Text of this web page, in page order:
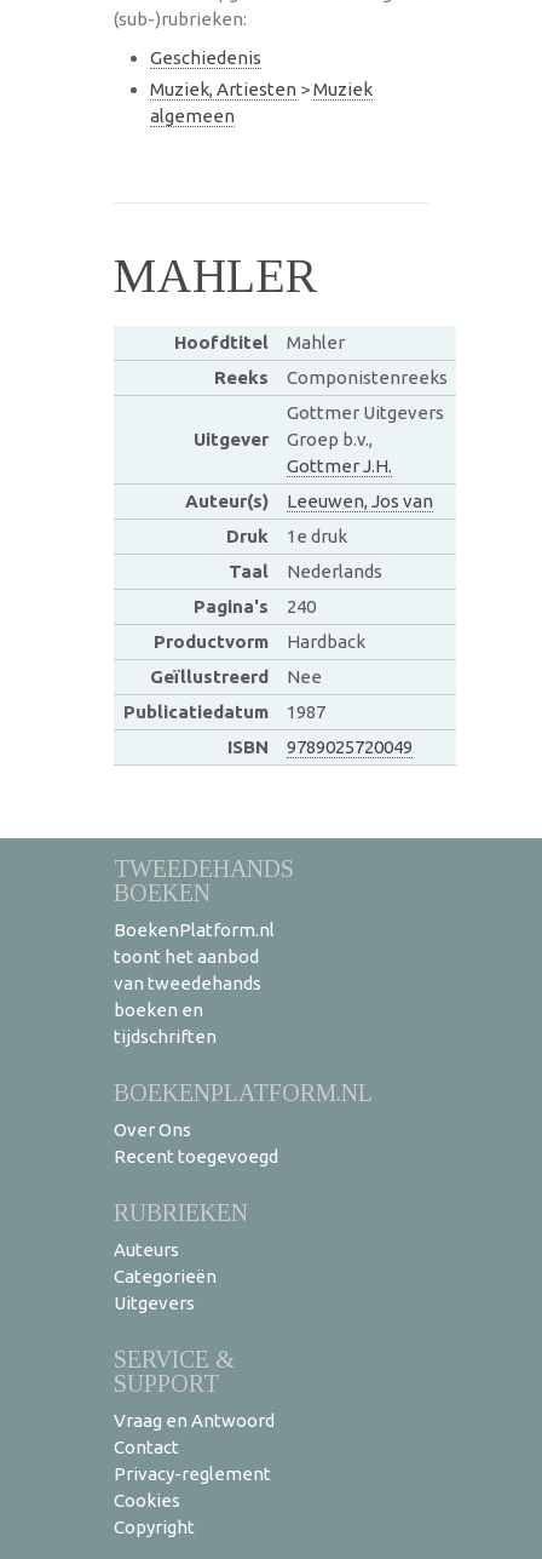
(sub-)rubrieken:
Geschiedenis
Muziek, Artiesten >Muziek
algemeen
MAHLER
Hoofdtitel
Mahler
Reeks
Componistenreeks
Uitgever
Gottmer Uitgevers
Groep b.v.,
Gottmer J.H.
Auteur(s)
Leeuwen, Jos van
Druk
1e druk
Taal
Nederlands
Pagina's
240
Productvorm
Hardback
Geïllustreerd
Nee
Publicatiedatum
1987
ISBN
9789025720049
TWEEDEHANDS
BOEKEN
BoekenPlatform.nl
toont het aanbod
van tweedehands
boeken en
tijdschriften
BOEKENPLATFORM.NL
Over Ons
Recent toegevoegd
RUBRIEKEN
Auteurs
Categorieën
Uitgevers
SERVICE &
SUPPORT
Vraag en Antwoord
Contact
Privacy-reglement
Cookies
Copyright